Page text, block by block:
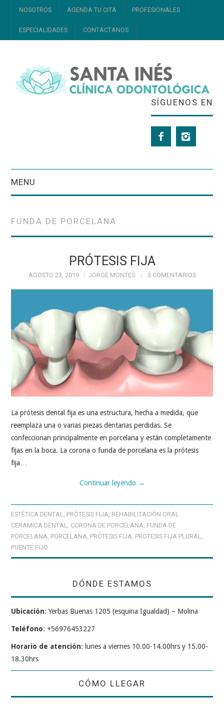
NOSOTROS AGENDA TU CITA PROFESIONALES
ESPECIALIDADES CONTÁCTANOS
SÍGUENOS EN
MENU
PROFESIONALES
CONTÁCTANOS
FUNDA DE PORCELANA
PRÓTESIS FIJA
AGOSTO 23, 2019 JORGE MONTES 5 COMENTARIOS
La prótesis dental fija es una estructura, hecha a medida, que
reemplaza una o varias piezas dentarias perdidas. Se
confeccionan principalmente en porcelana y están completamente
fijas en la boca. La corona o funda de porcelana es la prótesis
fija…
Continuar leyendo →
ESTÉTICA DENTAL PRÓTESIS FIJA REHABILITACIÓN ORAL
CERAMICA DENTAL
CORONA DE PORCELANA FUNDA DE
PORCELANA PORCELANA PRÓTESIS FIJA PROTESIS FIJA PLURAL
PUENTE FIJO
DÓNDE ESTAMOS
Ubicación: Yerbas Buenas 1205 (esquina Igualdad) – Molina
Teléfono: +56976453227
Horario de atención: lunes a viernes 10.00-14.00hrs y 15.00-
18.30hrs
CÓMO LLEGAR